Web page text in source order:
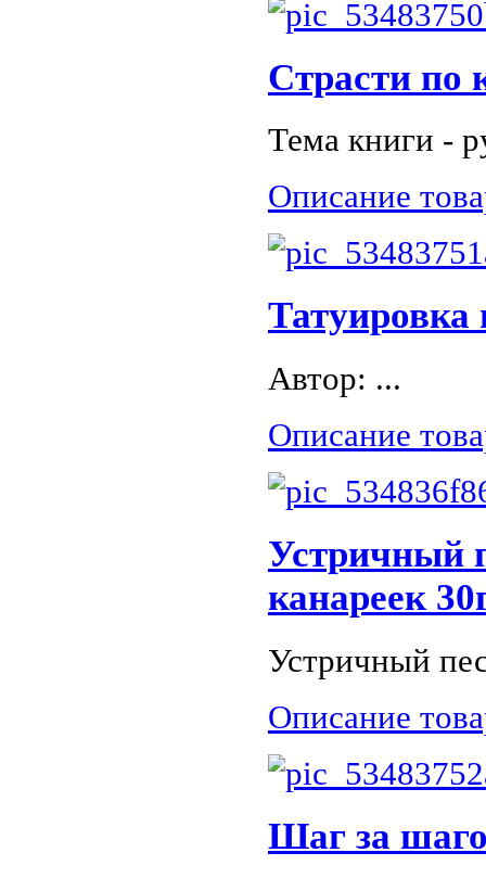
Страсти по
Тема книги -
Описание
Татуировка
Автор: ...
Описание
Устричный
канареек
Устричный
Описание
Шаг за